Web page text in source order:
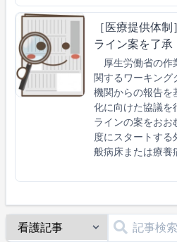
［医療提供体
ライン案を了
厚生労働省の作
関するワーキング
機関からの報告を
化に向けた協議を
ラインの案をお
度にスタートす
般病床または療養